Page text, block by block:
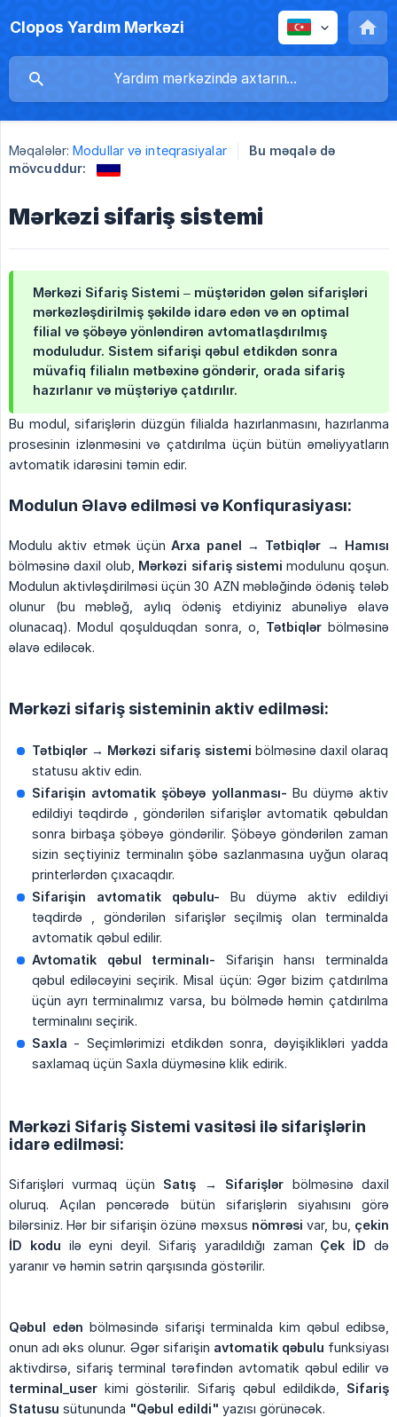
Clopos Yardım Mərkəzi
Məqalələr: Modullar və inteqrasiyalar
Bu məqalə də
mövcuddur:
Mərkəzi sifariş sistemi
Mərkəzi Sifariş Sistemi – müştəridən gələn sifarişləri
mərkəzləşdirilmiş şəkildə idarə edən və ən optimal
filial və şöbəyə yönləndirən avtomatlaşdırılmış
moduludur. Sistem sifarişi qəbul etdikdən sonra
müvafiq filialın mətbəxinə göndərir, orada sifariş
hazırlanır və müştəriyə çatdırılır.
Bu modul, sifarişlərin düzgün filialda hazırlanmasını, hazırlanma
prosesinin izlənməsini və çatdırılma üçün bütün əməliyyatların
avtomatik idarəsini təmin edir.
Modulun Əlavə edilməsi və Konfiqurasiyası:
Modulu aktiv etmək üçünArxa panel → Tətbiqlər → Hamısı
bölməsinə daxil olub, Mərkəzi sifariş sistemi modulunu qoşun.
Modulun aktivləşdirilməsi üçün 30 AZN məbləğində ödəniş tələb
olunur (bu məbləğ, aylıq ödəniş etdiyiniz abunəliyə əlavə
olunacaq). Modul qoşulduqdan sonra, o, Tətbiqlərbölməsinə
əlavə ediləcək.
Mərkəzi sifariş sisteminin aktiv edilməsi:
Tətbiqlər → Mərkəzi sifariş sistemi bölməsinə daxil olaraq
statusu aktiv edin.
Sifarişin avtomatik şöbəyə yollanması- Bu düymə aktiv
edildiyi təqdirdə , göndərilən sifarişlər avtomatik qəbuldan
sonra birbaşa şöbəyə göndərilir. Şöbəyə göndərilən zaman
sizin seçtiyiniz terminalın şöbə sazlanmasına uyğun olaraq
printerlərdən çıxacaqdır.
Sifarişin avtomatik qəbulu- Bu düymə aktiv edildiyi
təqdirdə , göndərilən sifarişlər seçilmiş olan terminalda
avtomatik qəbul edilir.
Avtomatik qəbul terminalı- Sifarişin hansı terminalda
qəbul ediləcəyini seçirik. Misal üçün: Əgər bizim çatdırılma
üçün ayrı terminalımız varsa, bu bölmədə həmin çatdırılma
terminalını seçirik.
Saxla - Seçimlərimizi etdikdən sonra, dəyişiklikləri yadda
saxlamaq üçün Saxla düyməsinə klik edirik.
Mərkəzi Sifariş Sistemi vasitəsi ilə sifarişlərin
idarə edilməsi:
Sifarişləri vurmaq üçün Satış → Sifarişlər bölməsinə daxil
oluruq. Açılan pəncərədə bütün sifarişlərin siyahısını görə
bilərsiniz. Hər bir sifarişin özünə məxsus nömrəsi var, bu, çekin
İD kodu ilə eyni deyil. Sifariş yaradıldığı zaman Çek İD də
yaranır və həmin sətrin qarşısında göstərilir.
Qəbul edən bölməsində sifarişi terminalda kim qəbul edibsə,
onun adı əks olunur. Əgər sifarişin avtomatik qəbulu funksiyası
aktivdirsə, sifariş terminal tərəfindən avtomatik qəbul edilir və
terminal_user kimi göstərilir. Sifariş qəbul edildikdə, Sifariş
Statusu sütununda "Qəbul edildi" yazısı görünəcək.